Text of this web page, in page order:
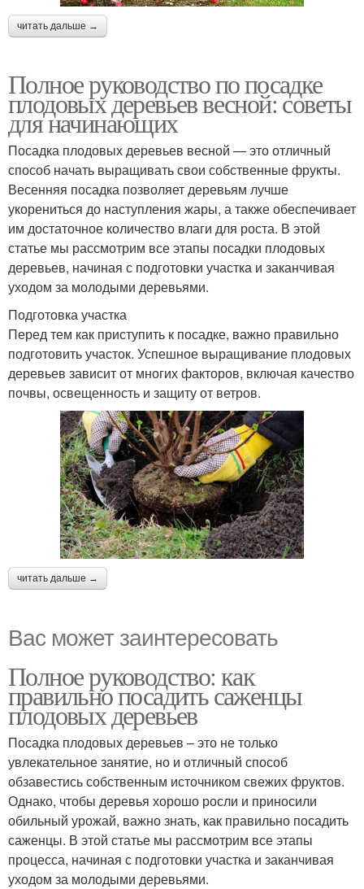
читать дальше →
Полное руководство по посадке
плодовых деревьев весной: советы
для начинающих
Посадка плодовых деревьев весной — это отличный
способ начать выращивать свои собственные фрукты.
Весенняя посадка позволяет деревьям лучше
укорениться до наступления жары, а также обеспечивает
им достаточное количество влаги для роста. В этой
статье мы рассмотрим все этапы посадки плодовых
деревьев, начиная с подготовки участка и заканчивая
уходом за молодыми деревьями.
Подготовка участка
Перед тем как приступить к посадке, важно правильно
подготовить участок. Успешное выращивание плодовых
деревьев зависит от многих факторов, включая качество
почвы, освещенность и защиту от ветров.
читать дальше →
Вас может заинтересовать
Полное руководство: как
правильно посадить саженцы
плодовых деревьев
Посадка плодовых деревьев – это не только
увлекательное занятие, но и отличный способ
обзавестись собственным источником свежих фруктов.
Однако, чтобы деревья хорошо росли и приносили
обильный урожай, важно знать, как правильно посадить
саженцы. В этой статье мы рассмотрим все этапы
процесса, начиная с подготовки участка и заканчивая
уходом за молодыми деревьями.